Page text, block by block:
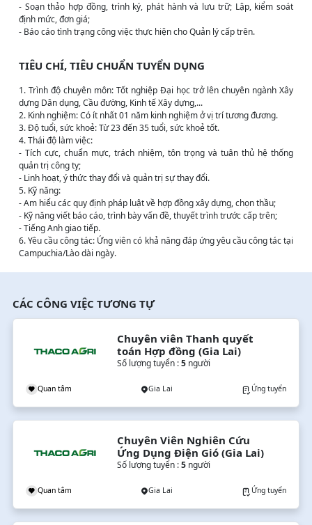
- Soạn thảo hợp đồng, trình ký, phát hành và lưu trữ; Lập, kiểm soát
định mức, đơn giá;
- Báo cáo tình trạng công việc thực hiện cho Quản lý cấp trên.
TIÊU CHÍ, TIÊU CHUẨN TUYỂN DỤNG
1. Trình độ chuyên môn: Tốt nghiệp Đại học trở lên chuyên ngành Xây
dựng Dân dụng, Cầu đường, Kinh tế Xây dựng,...
2. Kinh nghiệm:Có ít nhất 01 năm kinh nghiệm ở vị trí tương đương.
3. Độ tuổi, sức khoẻ:Từ 23 đến 35 tuổi, sức khoẻ tốt.
4. Thái độ làm việc:
- Tích cực, chuẩn mực, trách nhiệm, tôn trọng và tuân thủ hệ thống
quản trị công ty;
- Linh hoạt, ý thức thay đổi và quản trị sự thay đổi.
5. Kỹ năng:
- Am hiểu các quy định pháp luật về hợp đồng xây dựng, chọn thầu;
- Kỹ năng viết báo cáo, trình bày vấn đề, thuyết trình trước cấp trên;
- Tiếng Anh giao tiếp.
6. Yêu cầu công tác: Ứng viên có khả năng đáp ứng yêu cầu công tác tại
Campuchia/Lào dài ngày.
CÁC CÔNG VIỆC TƯƠNG TỰ
Chuyên viên Thanh quyết
toán Hợp đồng (Gia Lai)
Số lượng tuyển :5người
Quan tâm Gia Lai Ứng tuyển
Chuyên Viên Nghiên Cứu
Ứng Dụng Điện Gió (Gia Lai)
Số lượng tuyển :5người
Quan tâm Gia Lai Ứng tuyển